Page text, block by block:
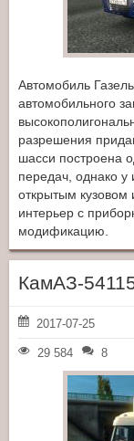
Автомобиль
автомобильного
разрешения
шасси построена
передач, однако у
открытым
интерьер с
модификацию.
КамАЗ-
2017-07-25
29 584 8